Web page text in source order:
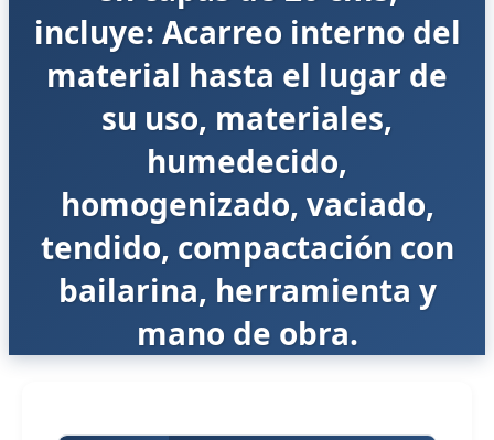
incluye: Acarreo interno del
material hasta el lugar de
su uso, materiales,
humedecido,
homogenizado, vaciado,
tendido, compactación con
bailarina, herramienta y
mano de obra.